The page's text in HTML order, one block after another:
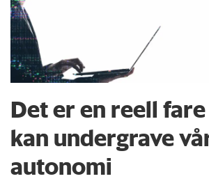
Det er en reell
kan undergrave
autonomi